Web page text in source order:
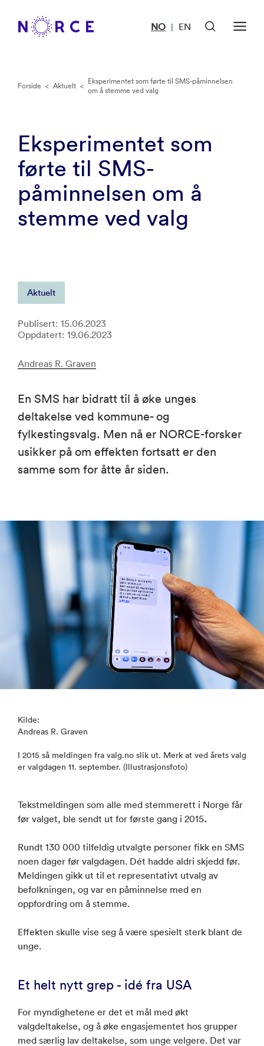
NO | EN
Forside < Aktuelt < Eksperimentet som førte til SMS-påminnelsen
om å stemme ved valg
Eksperimentet som
førte til SMS-
påminnelsen om å
stemme ved valg
Aktuelt
Publisert: 15.06.2023
Oppdatert: 19.06.2023
Andreas R. Graven
En SMS har bidratt til å øke unges
deltakelse ved kommune- og
fylkestingsvalg. Men nå er NORCE-forsker
usikker på om effekten fortsatt er den
samme som for åtte år siden.
Kilde:
Andreas R. Graven
I 2015 så meldingen fra valg.no slik ut. Merk at ved årets valg
er valgdagen 11. september. (Illustrasjonsfoto)
Tekstmeldingen som alle med stemmerett i Norge får
før valget, ble sendt ut for første gang i 2015.
Rundt 130 000 tilfeldig utvalgte personer fikk en SMS
noen dager før valgdagen. Dét hadde aldri skjedd før.
Meldingen gikk ut til et representativt utvalg av
befolkningen, og var en påminnelse med en
oppfordring om å stemme.
Effekten skulle vise seg å være spesielt sterk blant de
unge.
Et helt nytt grep - idé fra USA
For myndighetene er det et mål med økt
valgdeltakelse, og å øke engasjementet hos grupper
med særlig lav deltakelse, som unge velgere. Det var